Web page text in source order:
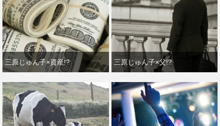
三原じゅん子×資産!? 三原じゅん子×父!?